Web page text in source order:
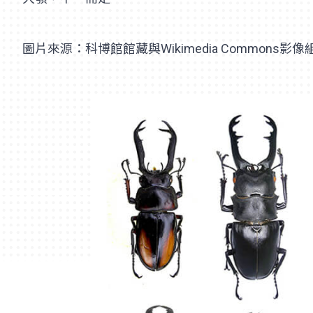
圖片來源：科博館館藏與Wikimedia Commons影像